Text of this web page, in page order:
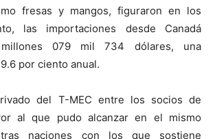
fresas y mangos, figuraron en los
las importaciones desde Canadá
079 mil 734 dólares, una
por ciento anual.
del T-MEC entre los socios de
al que pudo alcanzar en el mismo
naciones con los que sostiene